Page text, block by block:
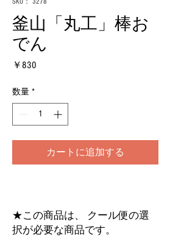
釜山「丸工」棒お
でん
￥830
数量 *
カートに追加する
★この商品は、 クール便の選
択が必要な商品です。